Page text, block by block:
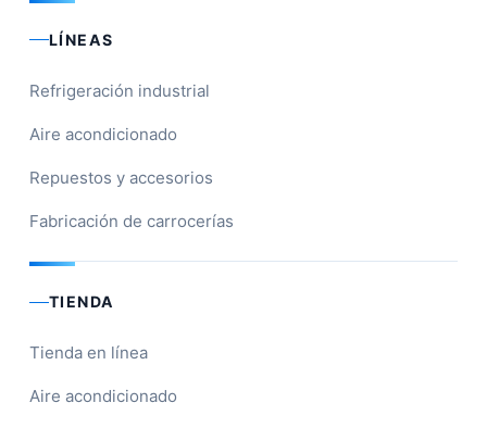
LÍNEAS
Refrigeración industrial
Aire acondicionado
Repuestos y accesorios
Fabricación de carrocerías
TIENDA
Tienda en línea
Aire acondicionado